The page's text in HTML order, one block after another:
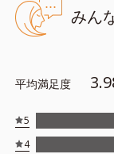
みん
平均満足度
5
4